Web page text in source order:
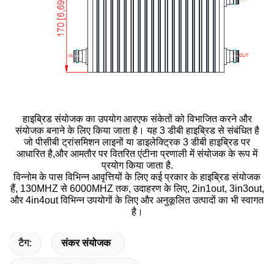
हाइब्रिड संयोजक का उपयोग आरएफ संकेतों को विभाजित करने और
संयोजक बनाने के लिए किया जाता है। यह 3 डीबी हाइब्रिड से संबंधित है
जो पीसीबी ट्रांसमिशन लाइनों या डाइलेक्ट्रिक 3 डीबी हाइब्रिड पर
आधारित है,और आमतौर पर वितरित एंटीना प्रणाली में संयोजक के रूप में
प्रयोग किया जाता है.
विन्नोम के पास विभिन्न आवृत्तियों के लिए कई प्रकार के हाइब्रिड संयोजक
हैं, 130MHZ से 6000MHZ तक, उदाहरण के लिए, 2in1out, 3in3out,
और 4in4out विभिन्न उपयोगों के लिए और अनुकूलित उत्पादों का भी स्वागत
है।
टैग: संकर संयोजक